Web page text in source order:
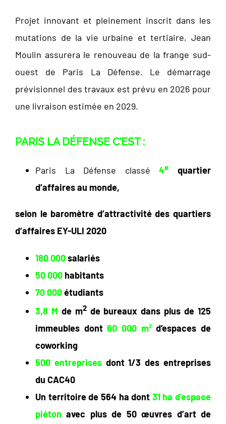
Projet innovant et pleinement inscrit dans les
mutations de la vie urbaine et tertiaire, Jean
Moulin assurera le renouveau de la frange sud-
ouest de Paris La Défense. Le démarrage
prévisionnel des travaux est prévu en 2026 pour
une livraison estimée en 2029.
PARIS LA DÉFENSE C’EST :
Paris La Défense classé4e
quartier
d’affaires au monde,
selon le baromètre d’attractivité des quartiers
d’affaires EY-ULI 2020
180 000salariés
50 000 habitants
70 000étudiants
3,8 M de m2de bureaux dans plus de 125
immeubles dont60 000 m² d’espaces de
coworking
500 entreprises dont 1/3 des entreprises
du CAC40
Un territoire de 564 ha dont 31 ha d’espace
piéton avec plus de 50 œuvres d’art de